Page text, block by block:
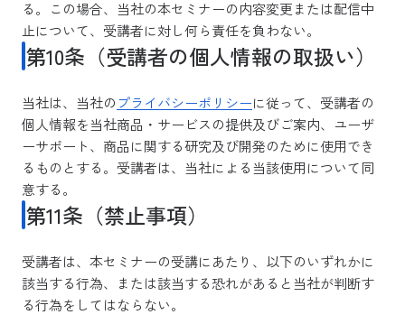
る。この場合、当社の本セミナーの内容変更または配信中
止について、受講者に対し何ら責任を負わない。
第10条（受講者の個人情報の取扱い）
当社は、当社のプライバシーポリシーに従って、受講者の
個人情報を当社商品・サービスの提供及びご案内、ユーザ
ーサポート、商品に関する研究及び開発のために使用でき
るものとする。受講者は、当社による当該使用について同
意する。
第11条（禁止事項）
受講者は、本セミナーの受講にあたり、以下のいずれかに
該当する行為、または該当する恐れがあると当社が判断す
る行為をしてはならない。